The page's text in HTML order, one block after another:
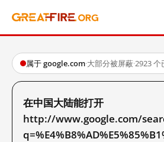
属于 google.com·大部分被屏蔽·2923 个
在中国大陆能打开
http://www.google.com/